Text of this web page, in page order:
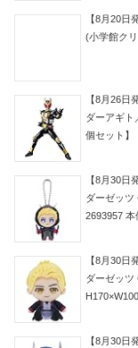
【8月20
(小学館ク
【8月26日
ダーアギト
個セット】
【8月30日
ダーゼッツ
2693957
【8月30日
ダーゼッツ
【8月30日